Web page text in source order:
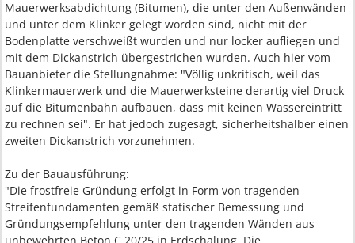
Mauerwerksabdichtung (Bitumen), die unter den Außenwänden
und unter dem Klinker gelegt worden sind, nicht mit der
Bodenplatte verschweißt wurden und nur locker aufliegen und
mit dem Dickanstrich übergestrichen wurden. Auch hier vom
Bauanbieter die Stellungnahme: "Völlig unkritisch, weil das
Klinkermauerwerk und die Mauerwerksteine derartig viel Druck
auf die Bitumenbahn aufbauen, dass mit keinen Wassereintritt
zu rechnen sei". Er hat jedoch zugesagt, sicherheitshalber einen
zweiten Dickanstrich vorzunehmen.
Zu der Bauausführung:
"Die frostfreie Gründung erfolgt in Form von tragenden
Streifenfundamenten gemäß statischer Bemessung und
Gründungsempfehlung unter den tragenden Wänden aus